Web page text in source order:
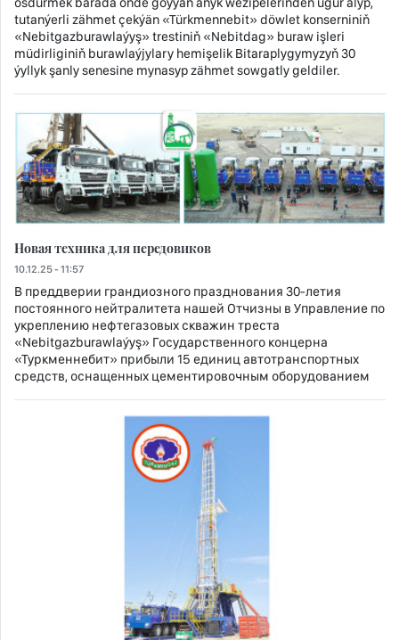
tutanýerli zähmet çekýän «Türkmennebit» döwlet konserniniň
«Nebitgazburawlaýyş» trestiniň «Nebitdag» buraw işleri
müdirliginiň burawlaýjylary hemişelik Bitaraplygymyzyň 30
ýyllyk şanly senesine mynasyp zähmet sowgatly geldiler.
Новая техника для передовиков
10.12.25 - 11:57
В преддверии грандиозного празднования 30-летия
постоянного нейтралитета нашей Отчизны в Управление по
укреплению нефтегазовых скважин треста
«Nebitgazburawlaýyş» Государственного концерна
«Туркменнебит» прибыли 15 единиц автотранспортных
средств, оснащенных цементировочным оборудованием